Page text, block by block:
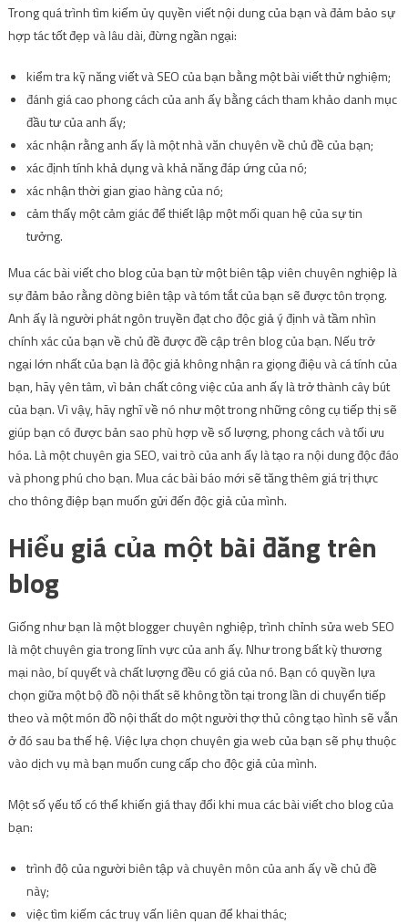
Trong quá trình tìm kiếm ủy quyền viết nội dung của bạn và đảm bảo sự
hợp tác tốt đẹp và lâu dài, đừng ngần ngại:
kiểm tra kỹ năng viết và SEO của bạn bằng một bài viết thử nghiệm;
đánh giá cao phong cách của anh ấy bằng cách tham khảo danh mục
đầu tư của anh ấy;
xác nhận rằng anh ấy là một nhà văn chuyên về chủ đề của bạn;
xác định tính khả dụng và khả năng đáp ứng của nó;
xác nhận thời gian giao hàng của nó;
cảm thấy một cảm giác để thiết lập một mối quan hệ của sự tin
tưởng.
Mua các bài viết cho blog của bạn từ một biên tập viên chuyên nghiệp là
sự đảm bảo rằng dòng biên tập và tóm tắt của bạn sẽ được tôn trọng.
Anh ấy là người phát ngôn truyền đạt cho độc giả ý định và tầm nhìn
chính xác của bạn về chủ đề được đề cập trên blog của bạn. Nếu trở
ngại lớn nhất của bạn là độc giả không nhận ra giọng điệu và cá tính của
bạn, hãy yên tâm, vì bản chất công việc của anh ấy là trở thành cây bút
của bạn. Vì vậy, hãy nghĩ về nó như một trong những công cụ tiếp thị sẽ
giúp bạn có được bản sao phù hợp về số lượng, phong cách và tối ưu
hóa. Là một chuyên gia SEO, vai trò của anh ấy là tạo ra nội dung độc đáo
và phong phú cho bạn. Mua các bài báo mới sẽ tăng thêm giá trị thực
cho thông điệp bạn muốn gửi đến độc giả của mình.
Hiểu giá của một bài đăng trên
blog
Giống như bạn là một blogger chuyên nghiệp, trình chỉnh sửa web SEO
là một chuyên gia trong lĩnh vực của anh ấy. Như trong bất kỳ thương
mại nào, bí quyết và chất lượng đều có giá của nó. Bạn có quyền lựa
chọn giữa một bộ đồ nội thất sẽ không tồn tại trong lần di chuyển tiếp
theo và một món đồ nội thất do một người thợ thủ công tạo hình sẽ vẫn
ở đó sau ba thế hệ. Việc lựa chọn chuyên gia web của bạn sẽ phụ thuộc
vào dịch vụ mà bạn muốn cung cấp cho độc giả của mình.
Một số yếu tố có thể khiến giá thay đổi khi mua các bài viết cho blog của
bạn:
trình độ của người biên tập và chuyên môn của anh ấy về chủ đề
này;
việc tìm kiếm các truy vấn liên quan để khai thác;